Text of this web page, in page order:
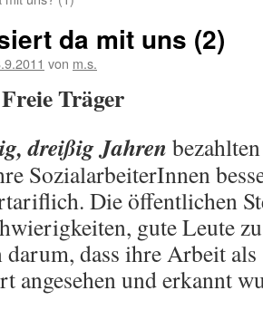
da mit uns (2)
von m.s.
Träger
dreißig Jahren
SozialarbeiterInnen
Die öffentlichen
gute Leute
darum, dass ihre Arbeit
angesehen und erkannt